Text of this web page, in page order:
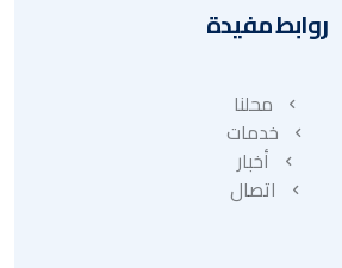
روابط مفيدة
محلنا
خدمات
أخبار
اتصال